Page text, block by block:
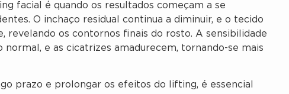
facial é quando os resultados começam a se
O inchaço residual continua a diminuir, e o tecido
revelando os contornos finais do rosto. A sensibilidade
e as cicatrizes amadurecem, tornando-se mais
prazo e prolongar os efeitos do lifting, é essencial